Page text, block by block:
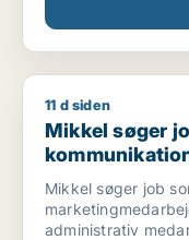
Mikkel søger job
11 d siden
Mikkel søger
medarbejder /
Mikkel søger job
administrativ